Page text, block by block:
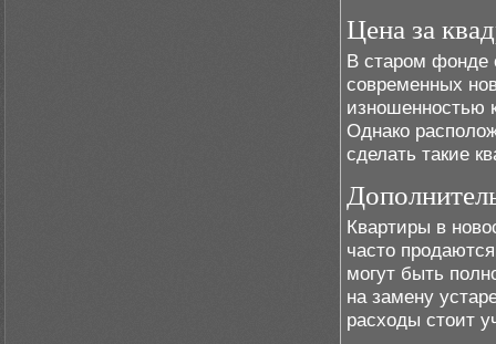
Цена за
В старом фонде
современных
изношенностью
Однако
сделать такие
Квартиры в
часто
могут быть
на замену
расходы стоит